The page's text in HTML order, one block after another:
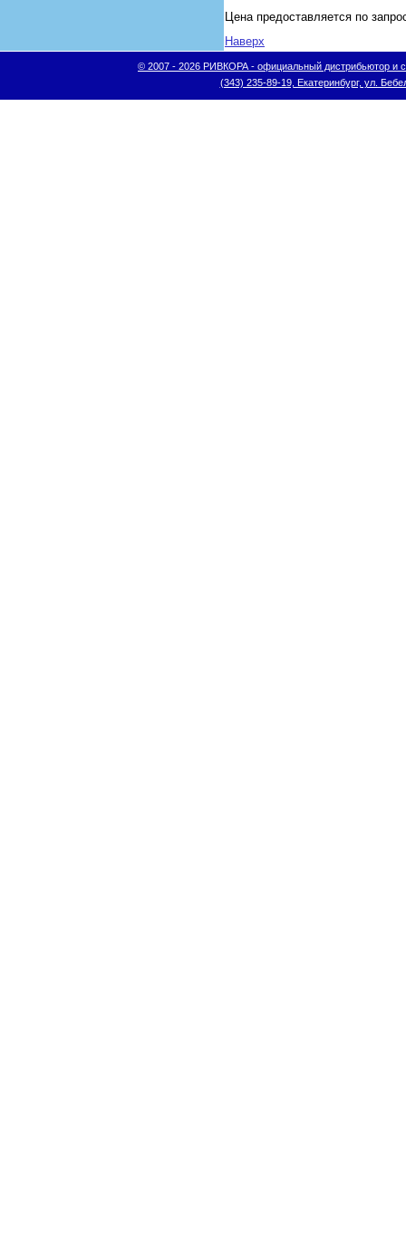
Цена предоставляется по
Наверх
© 2007 - 2026 РИВКОРА - официальный дистрибьютор и
(343) 235-89-19, Екатеринбург, ул.